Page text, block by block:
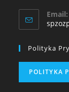
Email:
Polityka
POLITYKA